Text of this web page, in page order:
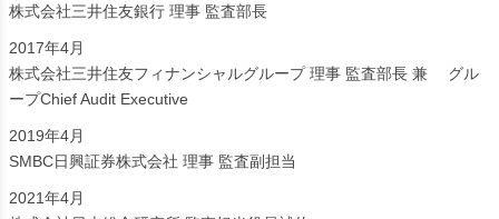
株式会社三井住友銀行 理事 監査部長
2017年4月
株式会社三井住友フィナンシャルグループ 理事 監査部長 兼 グル
ープChief Audit Executive
2019年4月
SMBC日興証券株式会社 理事 監査副担当
2021年4月